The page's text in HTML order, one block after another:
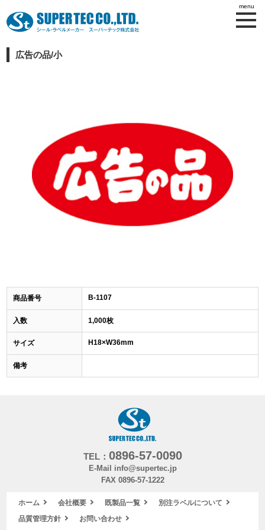
広告の品/小
商品番号 B-1107
入数 1,000枚
サイズ H18×W36mm
備考
TEL： 0896-57-0090
E-Mail info@supertec.jp
FAX 0896-57-1222
ホーム 会社概要 既製品一覧
別注ラベルについて
品質管理方針
お問い合わせ